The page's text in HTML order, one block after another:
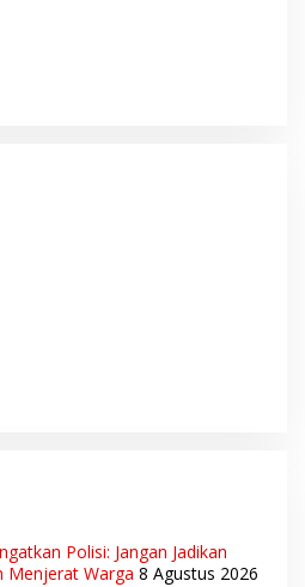
Polisi: Jangan Jadikan
Menjerat Warga 8 Agustus 2026